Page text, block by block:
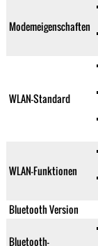
Modemeigenschaften
WLAN-Standard
WLAN-Funktionen
Bluetooth Version
Bluetooth-